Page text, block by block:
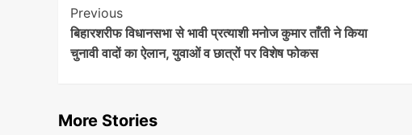
Post
Navigation
Previous
बिहारशरीफ विधानसभा से भावी प्रत्याशी मनोज कुमार ताँती ने किया
चुनावी वादों का ऐलान, युवाओं व छात्रों पर विशेष फोकस
More Stories